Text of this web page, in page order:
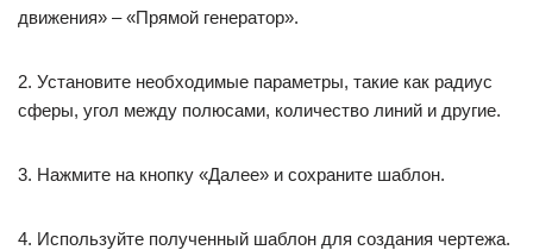
движения» – «Прямой генератор».
2. Установите необходимые параметры, такие как радиус
сферы, угол между полюсами, количество линий и другие.
3. Нажмите на кнопку «Далее» и сохраните шаблон.
4. Используйте полученный шаблон для создания чертежа.